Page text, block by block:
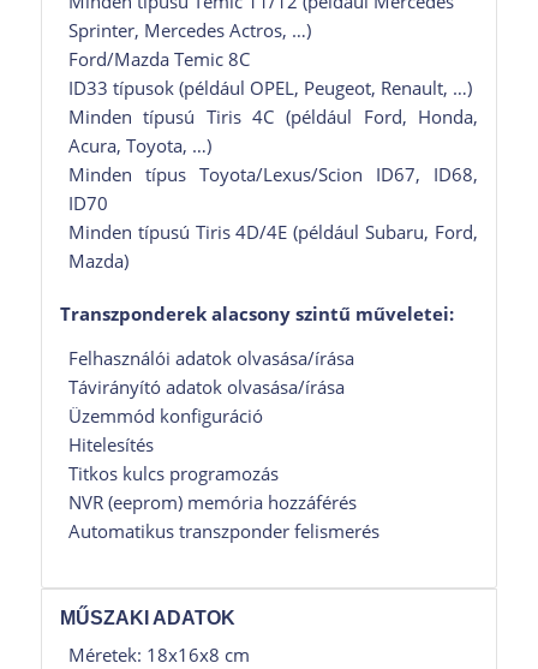
Sprinter, Mercedes Actros, …)
Ford/Mazda Temic 8C
ID33 típusok (például OPEL, Peugeot, Renault, …)
Minden típusú Tiris 4C (például Ford, Honda,
Acura, Toyota, …)
Minden típus Toyota/Lexus/Scion ID67, ID68,
ID70
Minden típusú Tiris 4D/4E (például Subaru, Ford,
Mazda)
Transzponderek alacsony szintű műveletei:
Felhasználói adatok olvasása/írása
Távirányító adatok olvasása/írása
Üzemmód konfiguráció
Hitelesítés
Titkos kulcs programozás
NVR (eeprom) memória hozzáférés
Automatikus transzponder felismerés
MŰSZAKI ADATOK
Méretek: 18x16x8 cm